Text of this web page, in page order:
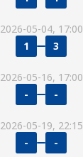
2026-05-04, 17:00
1 3
2026-05-16, 17:00
- -
2026-05-19, 22:15
- -